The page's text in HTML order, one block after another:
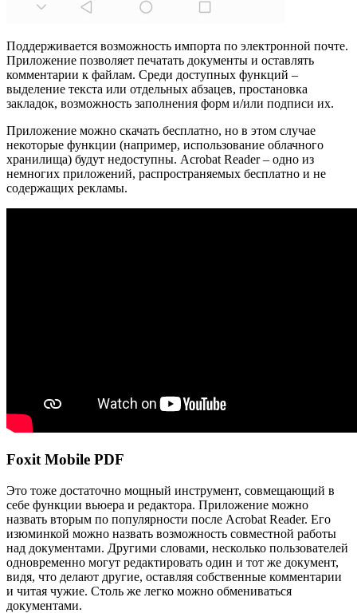
Поддерживается возможность импорта по электронной почте.
Приложение позволяет печатать документы и оставлять
комментарии к файлам. Среди доступных функций –
выделение текста или отдельных абзацев, простановка
закладок, возможность заполнения форм и/или подписи их.
Приложение можно скачать бесплатно, но в этом случае
некоторые функции (например, использование облачного
хранилища) будут недоступны. Acrobat Reader – одно из
немногих приложений, распространяемых бесплатно и не
содержащих рекламы.
Foxit Mobile PDF
Это тоже достаточно мощный инструмент, совмещающий в
себе функции вьюера и редактора. Приложение можно
назвать вторым по популярности после Acrobat Reader. Его
изюминкой можно назвать возможность совместной работы
над документами. Другими словами, несколько пользователей
одновременно могут редактировать один и тот же документ,
видя, что делают другие, оставляя собственные комментарии
и читая чужие. Столь же легко можно обмениваться
документами.